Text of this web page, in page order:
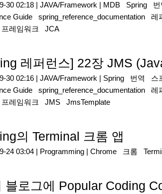
30 02:18 | JAVA/Framework | MDB Spring 번
Guide
spring_reference_documentation 레
레임워크
JCA
레퍼런스] 22장 JMS
30 02:16 | JAVA/Framework | Spring 번역 스
Guide
spring_reference_documentation 레
레임워크
JMS JmsTemplate
의 Terminal 크롬 앱
24 03:04 | Programming | Chrome 크롬
블로그에 Popular Coding